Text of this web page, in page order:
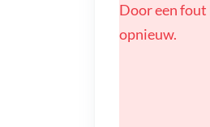
Door een fout
opnieuw.